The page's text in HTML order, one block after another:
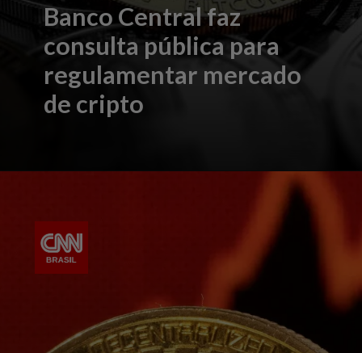
Banco Central faz
consulta pública para
regulamentar mercado
de cripto